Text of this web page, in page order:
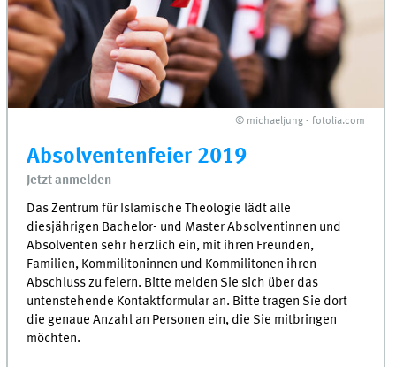
© michaeljung - fotolia.com
Absolventenfeier 2019
Jetzt anmelden
Das Zentrum für Islamische Theologie lädt alle
diesjährigen Bachelor- und Master Absolventinnen und
Absolventen sehr herzlich ein, mit ihren Freunden,
Familien, Kommilitoninnen und Kommilitonen ihren
Abschluss zu feiern. Bitte melden Sie sich über das
untenstehende Kontaktformular an. Bitte tragen Sie dort
die genaue Anzahl an Personen ein, die Sie mitbringen
möchten.